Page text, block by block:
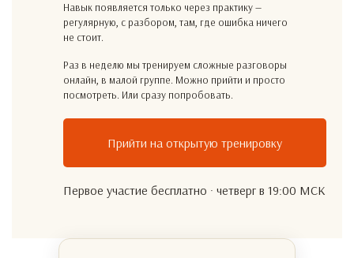
Навык появляется только через практику —
регулярную, с разбором, там, где ошибка ничего
не стоит.
Раз в неделю мы тренируем сложные разговоры
онлайн, в малой группе. Можно прийти и просто
посмотреть. Или сразу попробовать.
Прийти на открытую тренировку
Первое участие бесплатно · четверг в 19:00 МСК